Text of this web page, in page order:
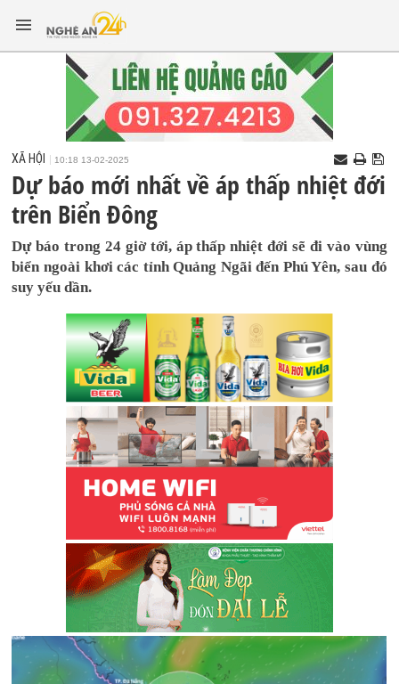
XÃ HỘI 10:18 13-02-2025
Dự báo mới nhất về áp thấp nhiệt đới
trên Biển Đông
Dự báo trong 24 giờ tới, áp thấp nhiệt đới sẽ đi vào vùng
biển ngoài khơi các tỉnh Quảng Ngãi đến Phú Yên, sau đó
suy yếu dần.